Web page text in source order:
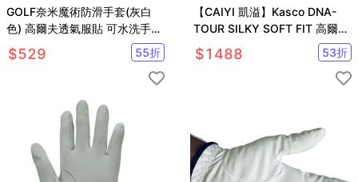
GOLF奈米魔術防滑手套(灰白
色) 高爾夫透氣服貼 可水洗手套
(左手1只)【GF71003】
$529 55折
【CAIYI 凱溢】Kasco DNA-
TOUR SILKY SOFT FIT 高爾夫
女用小羊皮手套
$1488 53折